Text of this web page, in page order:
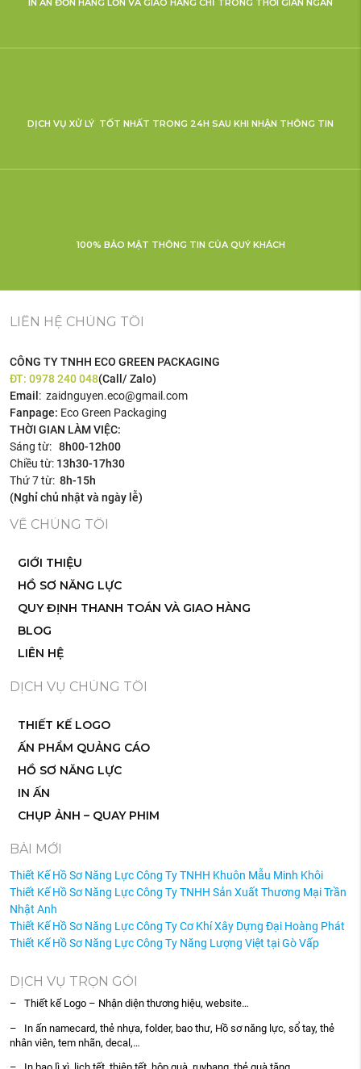
IN ẤN ĐƠN HÀNG LỚN VÀ GIAO HÀNG CHỈ TRONG THỜI GIAN NGẮN
DỊCH VỤ XỬ LÝ TỐT NHẤT TRONG 24H SAU KHI NHẬN THÔNG TIN
100% BẢO MẬT THÔNG TIN CỦA QUÝ KHÁCH
LIÊN HỆ CHÚNG TÔI
CÔNG TY TNHH ECO GREEN PACKAGING
ĐT:0978 240 048(Call/ Zalo)
Email : zaidnguyen.eco@gmail.com
Fanpage: Eco Green Packaging
THỜI GIAN LÀM VIỆC:
Sáng từ:8h00-12h00
Chiều từ: 13h30-17h30
Thứ 7 từ:8h-15h
(Nghỉ chủ nhật và ngày lễ)
VỀ CHÚNG TÔI
GIỚI THIỆU
HỒ SƠ NĂNG LỰC
QUY ĐỊNH THANH TOÁN VÀ GIAO HÀNG
BLOG
LIÊN HỆ
DỊCH VỤ CHÚNG TÔI
THIẾT KẾ LOGO
ẤN PHẨM QUẢNG CÁO
HỒ SƠ NĂNG LỰC
IN ẤN
CHỤP ẢNH – QUAY PHIM
BÀI MỚI
Thiết Kế Hồ Sơ Năng Lực Công Ty TNHH Khuôn Mẫu Minh Khôi
Thiết Kế Hồ Sơ Năng Lực Công Ty TNHH Sản Xuất Thương Mại Trần
Nhật Anh
Thiết Kế Hồ Sơ Năng Lực Công Ty Cơ Khí Xây Dựng Đại Hoàng Phát
Thiết Kế Hồ Sơ Năng Lực Công Ty Năng Lượng Việt tại Gò Vấp
DỊCH VỤ TRỌN GÓI
– Thiết kế Logo – Nhận diện thương hiệu, website…
– In ấn namecard, thẻ nhựa, folder, bao thư, Hồ sơ năng lực, sổ tay, thẻ
nhân viên, tem nhãn, decal,…